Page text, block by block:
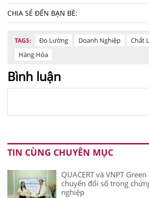
CHIA SẺ ĐẾN BẠN BÈ:
TAGS: Đo Lường Doanh Nghiệp
Chất
Hàng Hóa
Bình luận
TIN CÙNG CHUYÊN MỤC
QUACERT và VNPT
chuyển đổi số trong
nghiệp